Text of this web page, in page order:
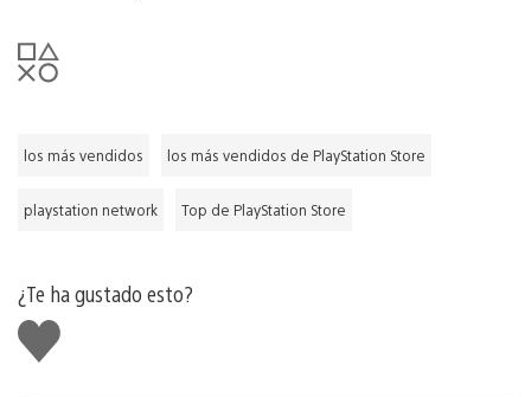
los más vendidos los más vendidos de PlayStation Store
playstation network Top de PlayStation Store
¿Te ha gustado esto?
Me
gusta